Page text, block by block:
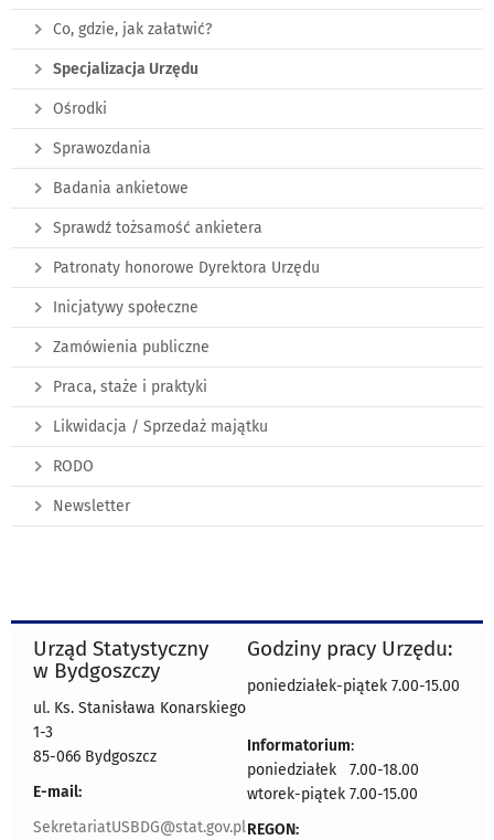
Co, gdzie, jak załatwić?
Specjalizacja Urzędu
Ośrodki
Sprawozdania
Badania ankietowe
Sprawdź tożsamość ankietera
Patronaty honorowe Dyrektora Urzędu
Inicjatywy społeczne
Zamówienia publiczne
Praca, staże i praktyki
Likwidacja / Sprzedaż majątku
RODO
Newsletter
Urząd Statystyczny
w Bydgoszczy
ul. Ks. Stanisława Konarskiego
1-3
85-066 Bydgoszcz
E-mail:
SekretariatUSBDG@stat.gov.pl
Godziny pracy Urzędu:
poniedziałek-piątek 7.00-15.00
Informatorium:
poniedziałek 7.00-18.00
wtorek-piątek 7.00-15.00
REGON: